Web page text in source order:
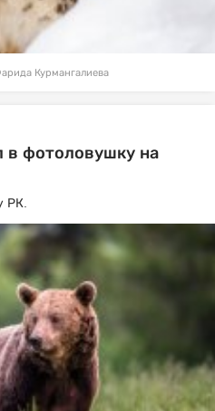
Курмангалиева
в фотоловушку на
РК.